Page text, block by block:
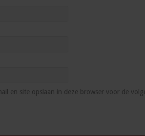
en site opslaan in deze browser voor de